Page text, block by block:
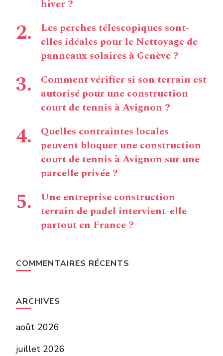
hiver ?
Les perches télescopiques sont-
elles idéales pour le Nettoyage de
panneaux solaires à Genève ?
Comment vérifier si son terrain est
autorisé pour une construction
court de tennis à Avignon ?
Quelles contraintes locales
peuvent bloquer une construction
court de tennis à Avignon sur une
parcelle privée ?
Une entreprise construction
terrain de padel intervient-elle
partout en France ?
COMMENTAIRES RÉCENTS
ARCHIVES
août 2026
juillet 2026